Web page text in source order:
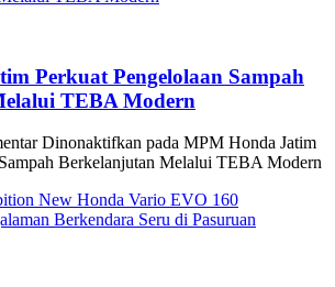
Perkuat Pengelolaan Sampah
TEBA Modern
Dinonaktifkan pada MPM Honda Jatim
Berkelanjutan Melalui TEBA Modern